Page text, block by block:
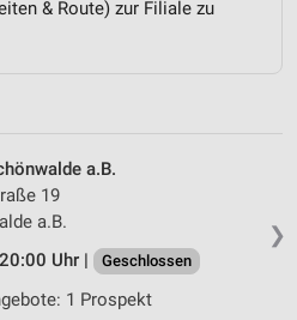
& Route) zur Filiale zu
❯
a.B.
19
a.B.
Uhr |
Geschlossen
1 Prospekt